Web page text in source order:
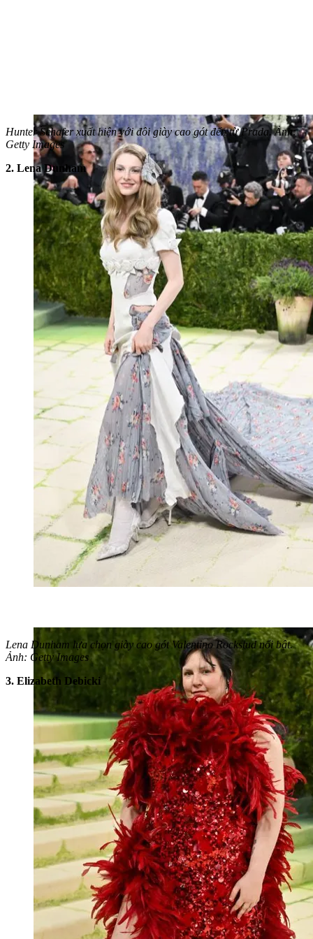
Hunter Schafer xuất hiện với đôi giày cao gót đến từ Prada. Ảnh:
Getty Images
2. Lena Dunham
Lena Dunham lựa chọn giày cao gót Valentino Rockstud nổi bật.
Ảnh: Getty Images
3. Elizabeth Debicki